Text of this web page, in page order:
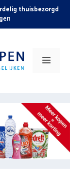
thuisbezorgd
Menu